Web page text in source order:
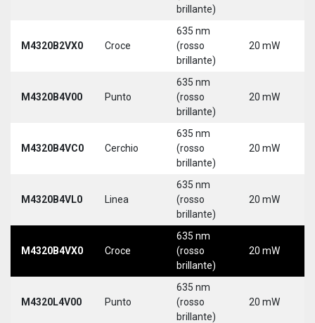
brillante)
M4320B2VX0 Croce
635 nm
(rosso
brillante)
20 mW
M4320B4V00 Punto
635 nm
(rosso
brillante)
20 mW
M4320B4VC0 Cerchio
635 nm
(rosso
brillante)
20 mW
M4320B4VL0 Linea
635 nm
(rosso
brillante)
20 mW
M4320B4VX0 Croce
635 nm
(rosso
brillante)
20 mW
M4320L4V00 Punto
635 nm
(rosso
brillante)
20 mW